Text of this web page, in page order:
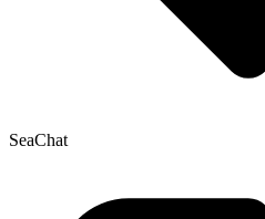
SeaChat